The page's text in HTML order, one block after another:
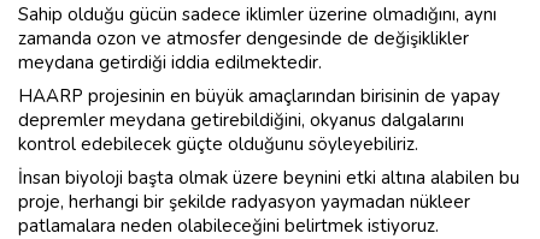
Sahip olduğu gücün sadece iklimler üzerine olmadığını, aynı
zamanda ozon ve atmosfer dengesinde de değişiklikler
meydana getirdiği iddia edilmektedir.
HAARP projesinin en büyük amaçlarından birisinin de yapay
depremler meydana getirebildiğini, okyanus dalgalarını
kontrol edebilecek güçte olduğunu söyleyebiliriz.
İnsan biyoloji başta olmak üzere beynini etki altına alabilen bu
proje, herhangi bir şekilde radyasyon yaymadan nükleer
patlamalara neden olabileceğini belirtmek istiyoruz.